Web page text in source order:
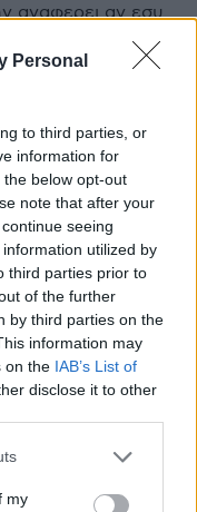
Personal
to third parties, or
information for
below opt-out
note that after your
seeing
utilized by
third parties prior to
of the further
by third parties on the
information may
on the IAB’s List of
disclose it to other
or more Google
You may click to
my
αναφερει αν εσυ
λέγε τον
ΣΕΝΑ. ΕΙΣΑΙ Ο